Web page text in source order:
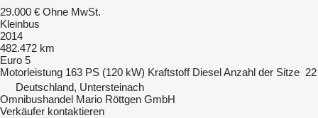
29.000 € Ohne MwSt.
Kleinbus
2014
482.472 km
Euro 5
Motorleistung 163 PS (120 kW) Kraftstoff DieselAnzahl der Sitze 22
Deutschland, Untersteinach
Omnibushandel Mario Röttgen GmbH
Verkäufer kontaktieren